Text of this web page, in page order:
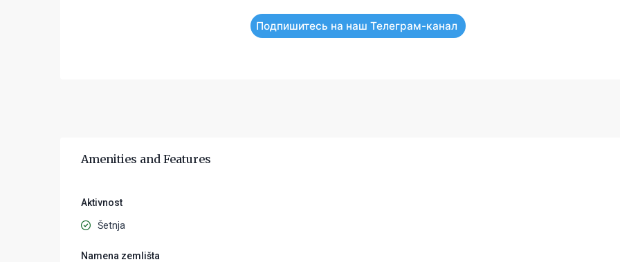
Подпишитесь на наш Телеграм-канал
Amenities and Features
Aktivnost
Šetnja
Namena zemlišta